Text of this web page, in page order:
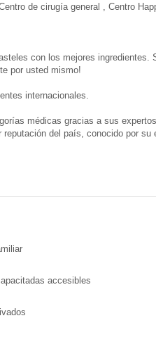
de cirugía general , Centro
con los mejores
por usted mismo!
internacionales.
médicas gracias a sus
del país, conocido por su
accesibles